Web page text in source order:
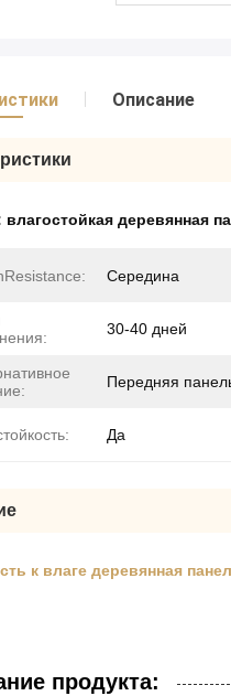
Описание
влагостойкая деревянная
Середина
30-40 дней
Передняя
Да
к влаге деревянная
продукта: